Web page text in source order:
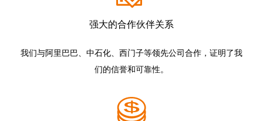
强大的合作伙伴关系
我们与阿里巴巴、中石化、西门子等领先公司合作，证明了我
们的信誉和可靠性。